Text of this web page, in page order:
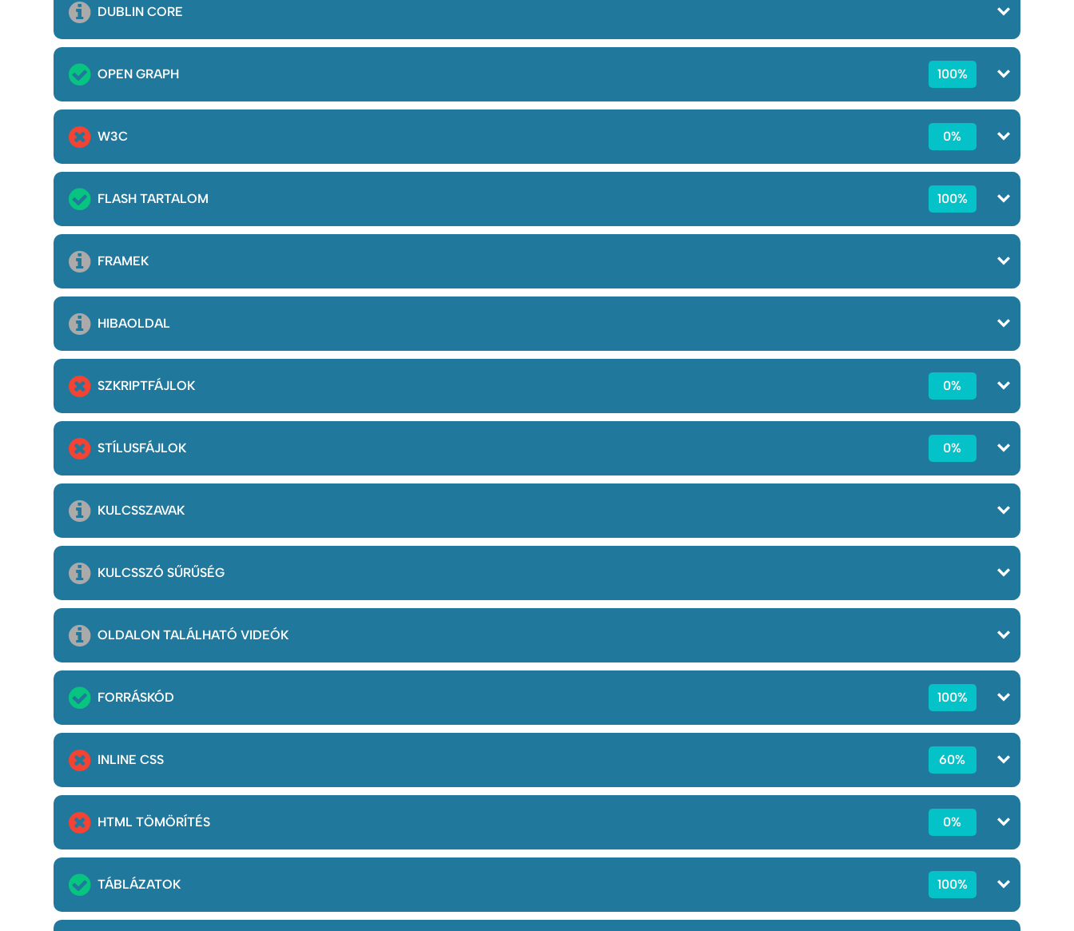
DUBLIN CORE
OPEN GRAPH 100%
W3C 0%
FLASH TARTALOM 100%
FRAMEK
HIBAOLDAL
SZKRIPTFÁJLOK 0%
STÍLUSFÁJLOK 0%
KULCSSZAVAK
KULCSSZÓ SŰRŰSÉG
OLDALON TALÁLHATÓ VIDEÓK
FORRÁSKÓD 100%
INLINE CSS 60%
HTML TÖMÖRÍTÉS 0%
TÁBLÁZATOK 100%